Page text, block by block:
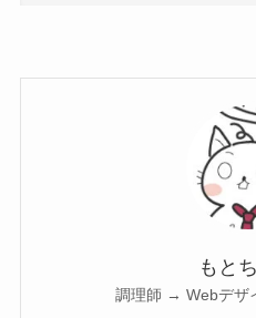
もと
調理師 → Webデザ